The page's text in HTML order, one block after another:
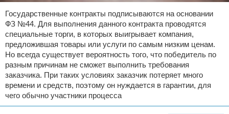
Государственные контракты подписываются на основании
ФЗ №44. Для выполнения данного контракта проводятся
специальные торги, в которых выигрывает компания,
предложившая товары или услуги по самым низким ценам.
Но всегда существует вероятность того, что победитель по
разным причинам не сможет выполнить требования
заказчика. При таких условиях заказчик потеряет много
времени и средств, поэтому он нуждается в гарантии, для
чего обычно участники процесса